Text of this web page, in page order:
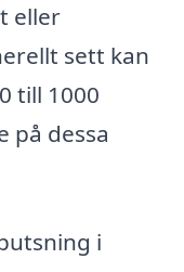
eller
sett kan
till 1000
på dessa
i